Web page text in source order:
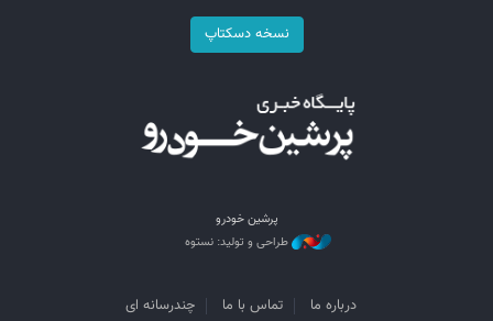
نسخه دسکتاپ
پرشین خودرو
طراحی و تولید: نستوه
درباره ما تماس با ما چندرسانه ای